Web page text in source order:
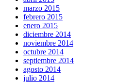
marzo 2015
febrero 2015
enero 2015
diciembre 2014
noviembre 2014
octubre 2014
septiembre 2014
agosto 2014
julio 2014